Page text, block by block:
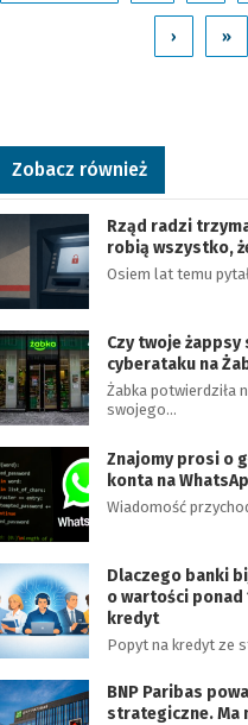
› »
Zobacz również
Rząd radzi
robią wszystko,
Osiem lat temu
Czy twoje żappsy
cyberataku na
Żabka potwierdziła
swojego…
Znajomy prosi o
konta na
Wiadomość
Dlaczego banki
o wartości ponad
kredyt
Popyt na kredyt ze
BNP Paribas
strategiczne. Ma